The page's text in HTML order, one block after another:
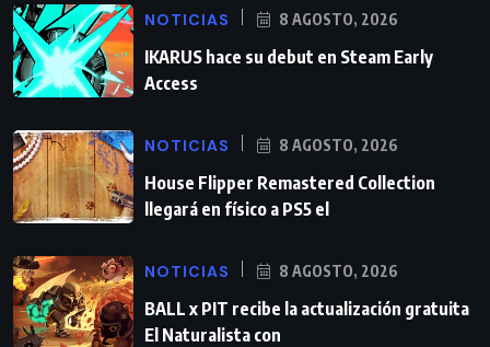
NOTICIAS 8 AGOSTO, 2026
IKARUS hace su debut en Steam Early
Access
NOTICIAS 8 AGOSTO, 2026
House Flipper Remastered Collection
llegará en físico a PS5 el
NOTICIAS 8 AGOSTO, 2026
BALL x PIT recibe la actualización gratuita
El Naturalista con